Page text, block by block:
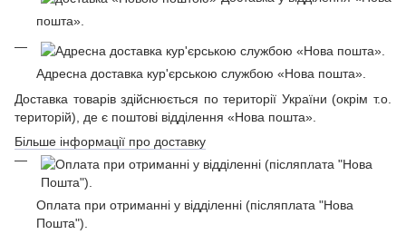
пошта».
Адресна доставка кур'єрською службою «Нова пошта».
Доставка товарів здійснюється по території України (окрім т.о.
територій), де є поштові відділення «Нова пошта».
Більше інформації про доставку
Оплата при отриманні у відділенні (післяплата "Нова
Пошта").